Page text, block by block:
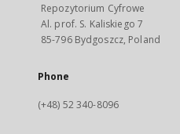
Repozytorium Cyfrowe
Al. prof. S. Kaliskiego 7
85-796 Bydgoszcz, Poland
Phone
(+48) 52 340-8096